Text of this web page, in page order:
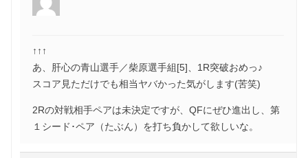
↑↑↑
あ、肝心の青山選手／柴原選手組[5]、1R突破おめっ♪
スコア見ただけでも相当ヤバかった気がします(苦笑)
2Rの対戦相手ペアは未決定ですが、QFにぜひ進出し、第
１シード･ペア（たぶん）を打ち負かして欲しいな。